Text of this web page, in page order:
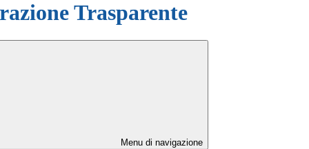
Trasparente
Menu di navigazione